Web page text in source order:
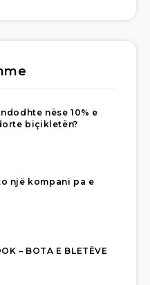
nëse 10% e
biçikletën?
një kompani pa e
– BOTA E BLETËVE